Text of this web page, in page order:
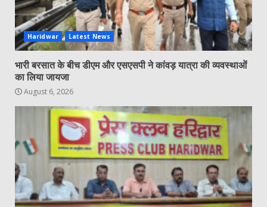
Haridwar Latest News
भारी बरसात के बीच डीएम और एसएसपी ने कांवड़ यात्रा की व्यवस्थाओं
का लिया जायजा
August 6, 2026